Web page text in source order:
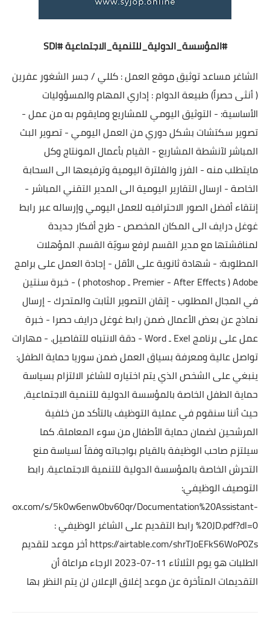
#المؤسسة_الدولية_للتنمية_الاجتماعية#SDI
الشاغر مساعد توثيقموقع العمل : كللي / جسر الشغور عفرين
( أنثى حصراً)طبيعة الدوام : إداريالمهام والمسؤوليات
الأساسية: - التوثيق اليومي للمشاريع ومايقوم به من عمل-
تصوير سكتشات بشكل دوري من العمل اليومي- تصوير البث
المباشر لآنشطة المشاريع- القيام بأعمال المونتاج وكل
مايتطلب منه- الفرز والفلترة اليومية وترفيعها الى السحابة
الخاصة- ارسال التقارير اليومية الى المدير التقني المباشر -
إنتقاء أفضل الصور الاحترافيه للعمل اليومي وإرساله عبر رابط
غوغل درايف الى المكان المخصص- طرح أفكار جديدة
لمناقشتها مع مدير القسم لرفع سويّة القسم. المؤهلات
المطلوبة: - شهادة ثانوية على الأقل- إجادة العمل على برامج
Adobe ( Premier - After Effects ـ photoshop )
- خبرة سنتين
في المجال المطلوب- إتقان التصوير الثابت والمتحرك- إرسال
نماذج عن بعض الأعمال ضمن رابط غوغل درايف حصرا - خبرة
عمل على برنامج Exel ـ Word
- دقة الانتباه للتفاصيل. - مهارات
تواصل عالية ومعرفة بسياق العمل ضمن سوريا حماية الطفل:
ينبغي على الشخص الذي يتم اختياره للشاغر الالتزام بسياسة
حماية الطفل الخاصة بالمؤسسة الدولية للتنمية الاجتماعية،
حيث أننا سنقوم في عملية التوظيف بالتأكد من خلفية
المرشحين لضمان حماية الأطفال من سوء المعاملة.كما
سيلتزم صاحب الوظيفة بالقيام بواجباته وفقاً لسياسة منع
التحرش الخاصة بالمؤسسة الدولية للتنمية الاجتماعية. رابط
التوصيف الوظيفي:
s/5k0w6enw0bv60qr/Documentation%20Assistant-
%20JD.pdf?dl=0رابط التقديم على الشاغر الوظيفي :
https://airtable.com/shrTJoEFkS6WoP0Zsأخر موعد لتقديم
الطلبات هو يوم الثلاثاء 11-07-2023
الرجاء مراعاة أن
التقديمات المتأخرة عن موعد إغلاق الإعلان لن يتم النظر بها